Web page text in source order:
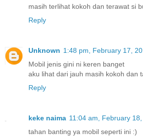
masih terlihat kokoh dan terawat si
Reply
Unknown 1:48 pm, February 17,
Mobil jenis gini ni keren banget
aku lihat dari jauh masih kokoh dan
Reply
keke naima 11:04 am, February
tahan banting ya mobil seperti ini :)